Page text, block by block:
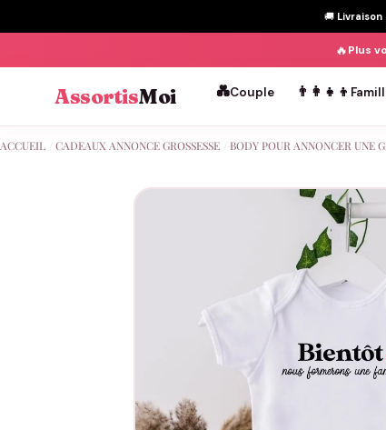
🚚
🔥Plus
AssortisMoi 💑Couple 👨‍👩‍👧‍👦
ACCUEIL CADEAUX ANNONCE GROSSESSE BODY POUR ANNONCER UNE